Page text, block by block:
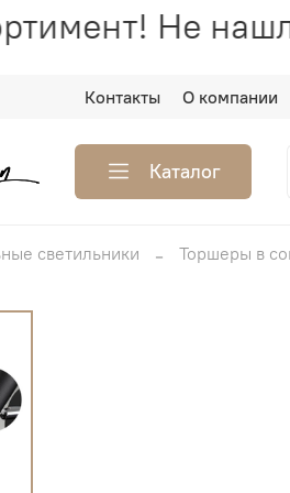
Не
Контакты О компании
Каталог
светильники Торшеры в